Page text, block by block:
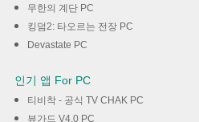
무한의 계단 PC
킹덤2: 타오르는 전장 PC
Devastate PC
인기 앱 For PC
티비착 - 공식 TV CHAK PC
뷰가드 V4.0 PC